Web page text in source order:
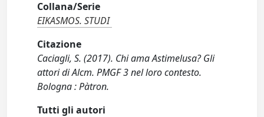
Collana/Serie
EIKASMOS. STUDI
Citazione
Caciagli, S. (2017). Chi ama Astimelusa? Gli
attori di Alcm. PMGF 3 nel loro contesto.
Bologna : Pàtron.
Tutti gli autori